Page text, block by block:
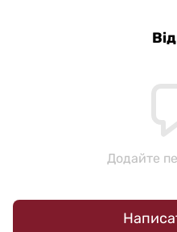
Додайте